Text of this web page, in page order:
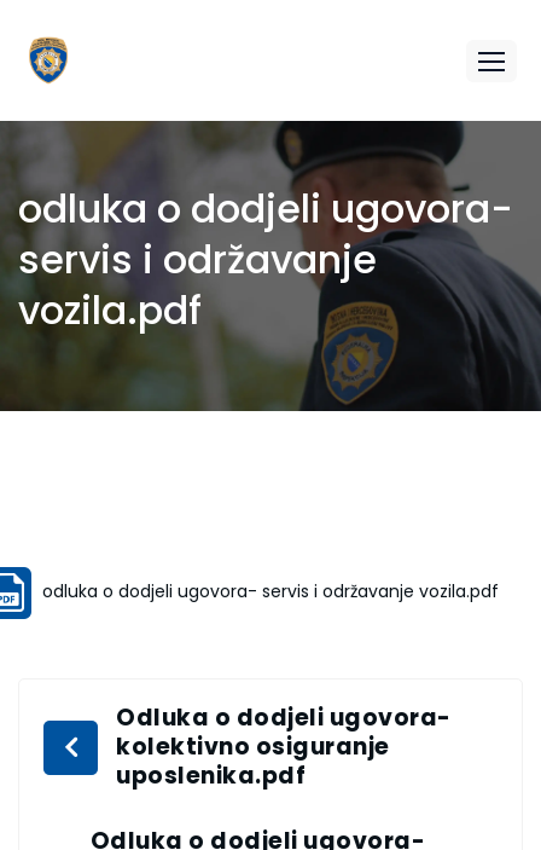
odluka o dodjeli ugovora-
servis i održavanje
vozila.pdf
odluka o dodjeli ugovora- servis i održavanje vozila.pdf
Odluka o dodjeli ugovora-
kolektivno osiguranje
uposlenika.pdf
Odluka o dodjeli ugovora-